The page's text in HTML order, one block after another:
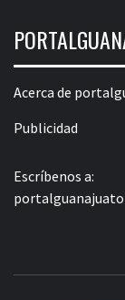
Acerca de
Publicidad
Escríbenos a: